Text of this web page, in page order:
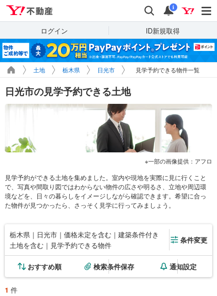
検索 通知
i
ログイン ID新規取得
土地 栃木県 日光市 見学予約できる物件一覧
日光市の見学予約できる土地
一部の画像提供：アフロ
見学予約ができる土地を集めました。室内や現地を実際に見に行くこと
で、写真や間取り図ではわからない物件の広さや明るさ、立地や周辺環
境などを、日々の暮らしをイメージしながら確認できます。希望に合っ
た物件が見つかったら、さっそく見学に行ってみましょう。
栃木県｜日光市｜価格未定を含む｜建築条件付き
土地を含む｜見学予約できる物件
条件変更
おすすめ順 検索条件保存 通知設定
1 件